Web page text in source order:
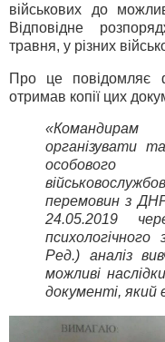
військових до
Відповідне
травня, у різних
Про це повідомляє
отримав копії цих
організувати
особового
перемовин з
24.05.2019
психологічного
Ред.) аналіз
можливі
документі, який